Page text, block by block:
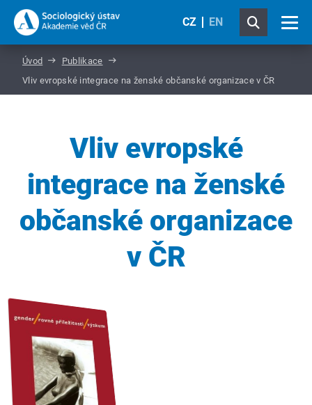
CZ EN
Úvod
Publikace
Vliv evropské integrace na ženské občanské organizace v ČR
Vliv evropské
integrace na ženské
občanské organizace
v ČR